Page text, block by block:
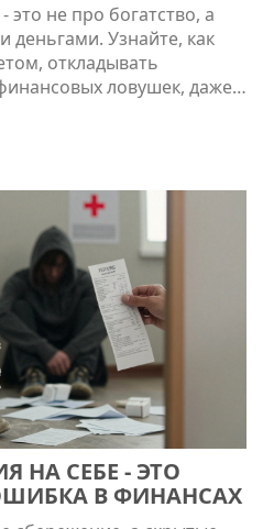
не про богатство, а
деньгами. Узнайте, как
откладывать
ловушек, даже с
НА СЕБЕ - ЭТО
В ФИНАНСАХ